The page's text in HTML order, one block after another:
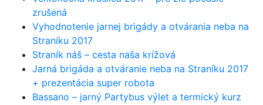
zrušená
Vyhodnotenie jarnej brigády a otvárania neba na
Straníku 2017
Straník náš – cesta naša krížová
Jarná brigáda a otváranie neba na Straníku 2017
+ prezentácia super robota
Bassano – jarný Partybus výlet a termický kurz